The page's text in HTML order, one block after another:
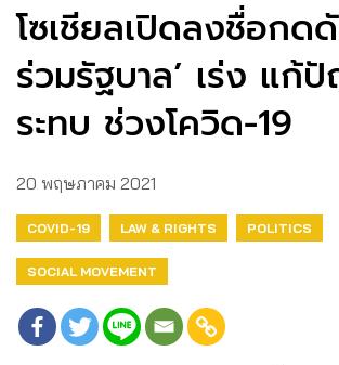
โซเชียลเปิดลงชื่อกด
ร่วมรัฐบาล’ เร่ง แก้
ระทบ ช่วงโควิด-19
20 พฤษภาคม 2021
COVID-19 LAW & RIGHTS POLITICS
SOCIAL MOVEMENT